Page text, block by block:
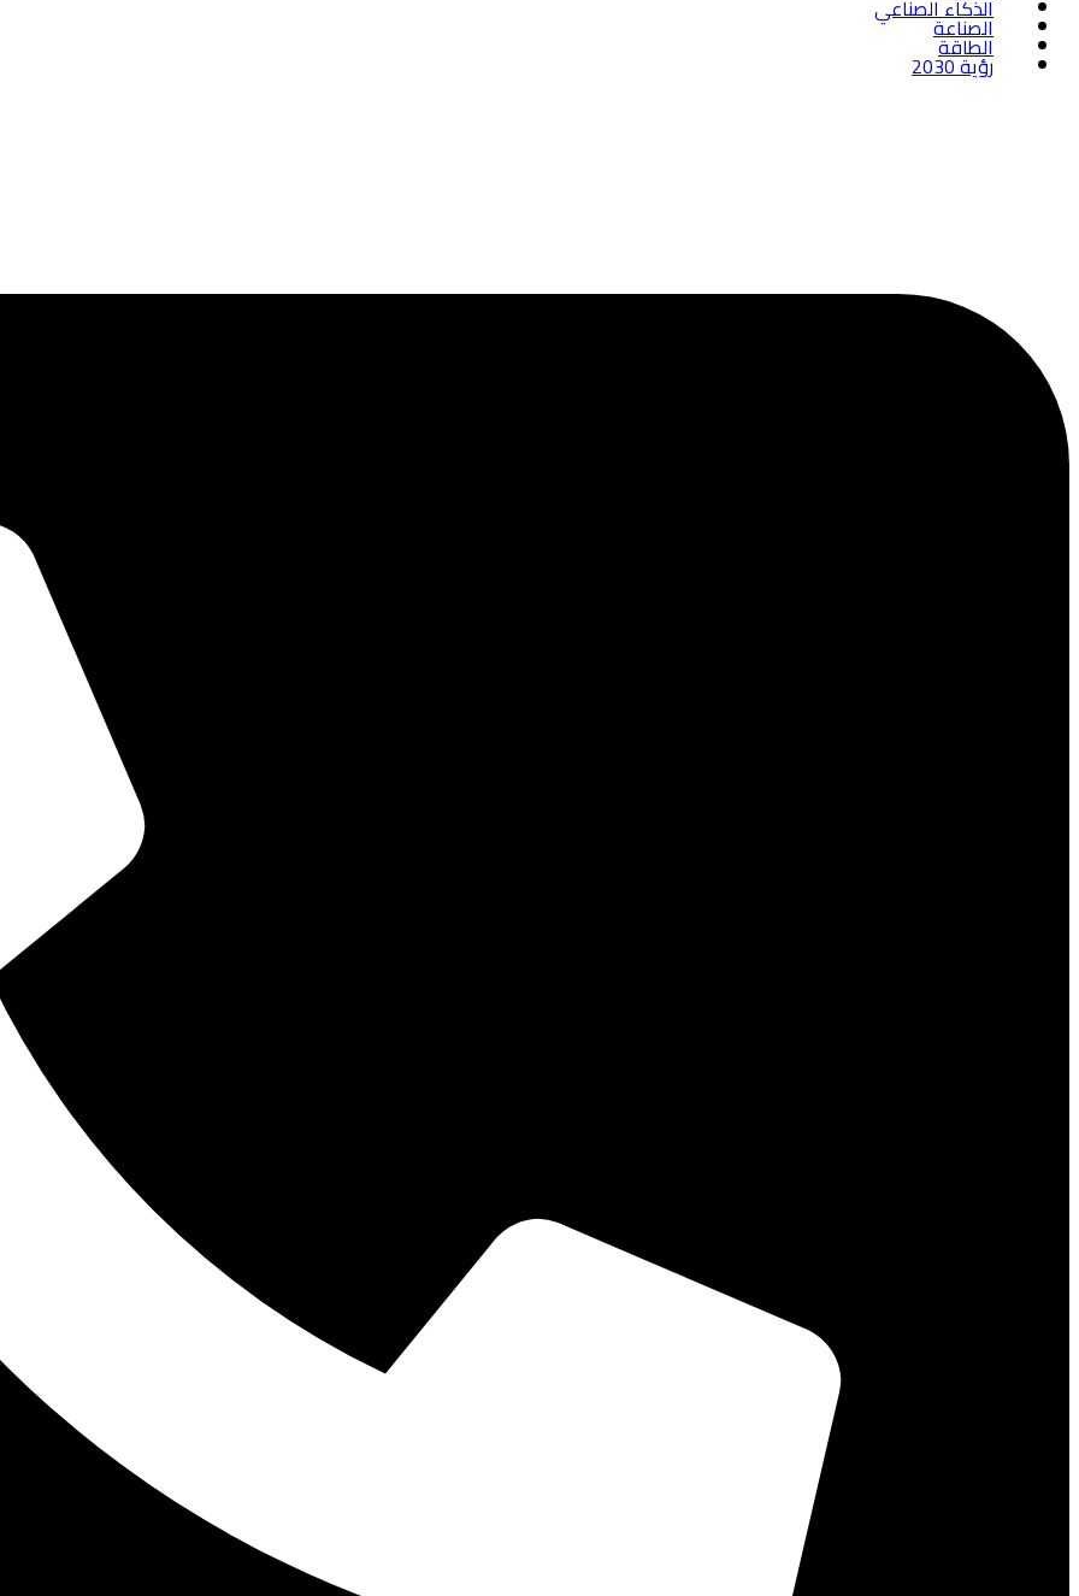
الذكاء الصناعي
الصناعة
الطاقة
رؤية 2030